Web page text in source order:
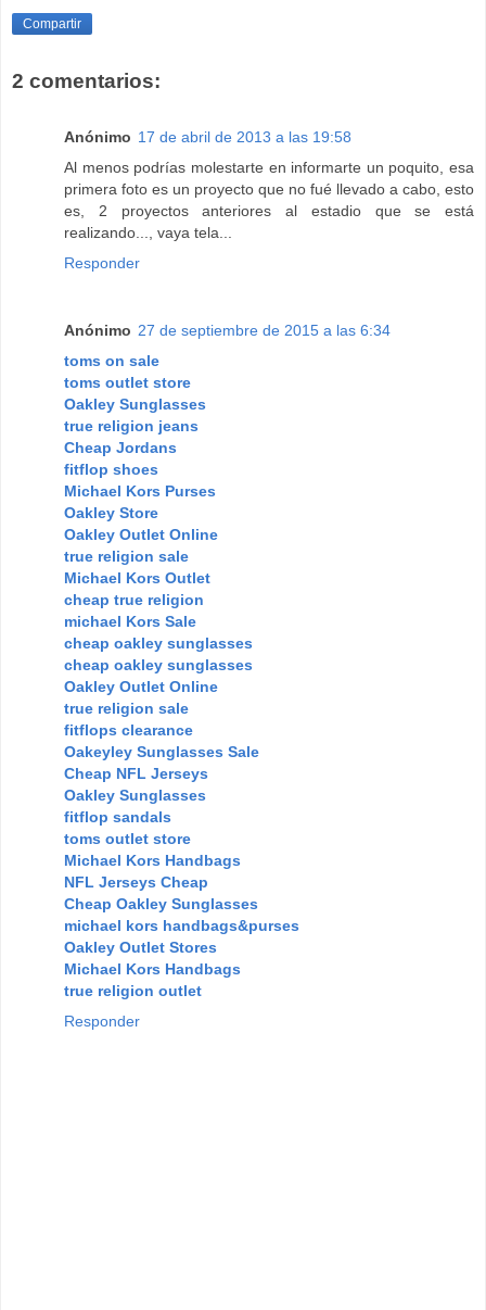
Compartir
2 comentarios:
Anónimo 17 de abril de 2013 a las 19:58
Al menos podrías molestarte en informarte un poquito, esa
primera foto es un proyecto que no fué llevado a cabo, esto
es, 2 proyectos anteriores al estadio que se está
realizando..., vaya tela...
Responder
Anónimo 27 de septiembre de 2015 a las 6:34
toms on sale
toms outlet store
Oakley Sunglasses
true religion jeans
Cheap Jordans
fitflop shoes
Michael Kors Purses
Oakley Store
Oakley Outlet Online
true religion sale
Michael Kors Outlet
cheap true religion
michael Kors Sale
cheap oakley sunglasses
cheap oakley sunglasses
Oakley Outlet Online
true religion sale
fitflops clearance
Oakeyley Sunglasses Sale
Cheap NFL Jerseys
Oakley Sunglasses
fitflop sandals
toms outlet store
Michael Kors Handbags
NFL Jerseys Cheap
Cheap Oakley Sunglasses
michael kors handbags&purses
Oakley Outlet Stores
Michael Kors Handbags
true religion outlet
Responder